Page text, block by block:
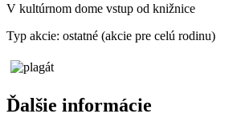
V kultúrnom dome vstup od knižnice
Typ akcie: ostatné (akcie pre celú rodinu)
Ďalšie informácie